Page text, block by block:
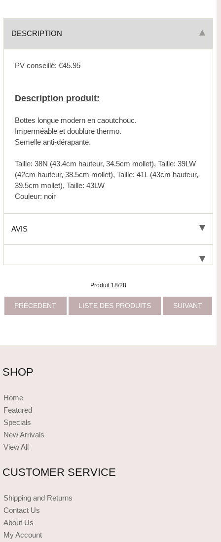
DESCRIPTION
PV conseillé: €45.95
Description produit:
Bottes longue modern en caoutchouc.
Imperméable et doublure thermo.
Semelle anti-dérapante.
Taille: 38N (43.4cm hauteur, 34.5cm mollet), Taille: 39LW
(42cm hauteur, 38.5cm mollet), Taille: 41L (43cm hauteur,
39.5cm mollet), Taille: 43LW
Couleur: noir
AVIS
Produit 18/28
PRÉCEDENT LISTE DES PRODUITS SUIVANT
SHOP
Home
Featured
Specials
New Arrivals
View All
CUSTOMER SERVICE
Shipping and Returns
Contact Us
About Us
My Account